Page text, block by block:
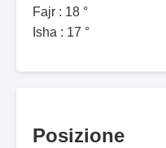
Fajr : 18 °
Isha : 17 °
Posizione